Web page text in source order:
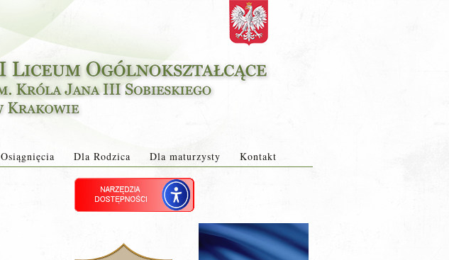
Osiągnięcia Dla Rodzica Dla maturzysty Kontakt